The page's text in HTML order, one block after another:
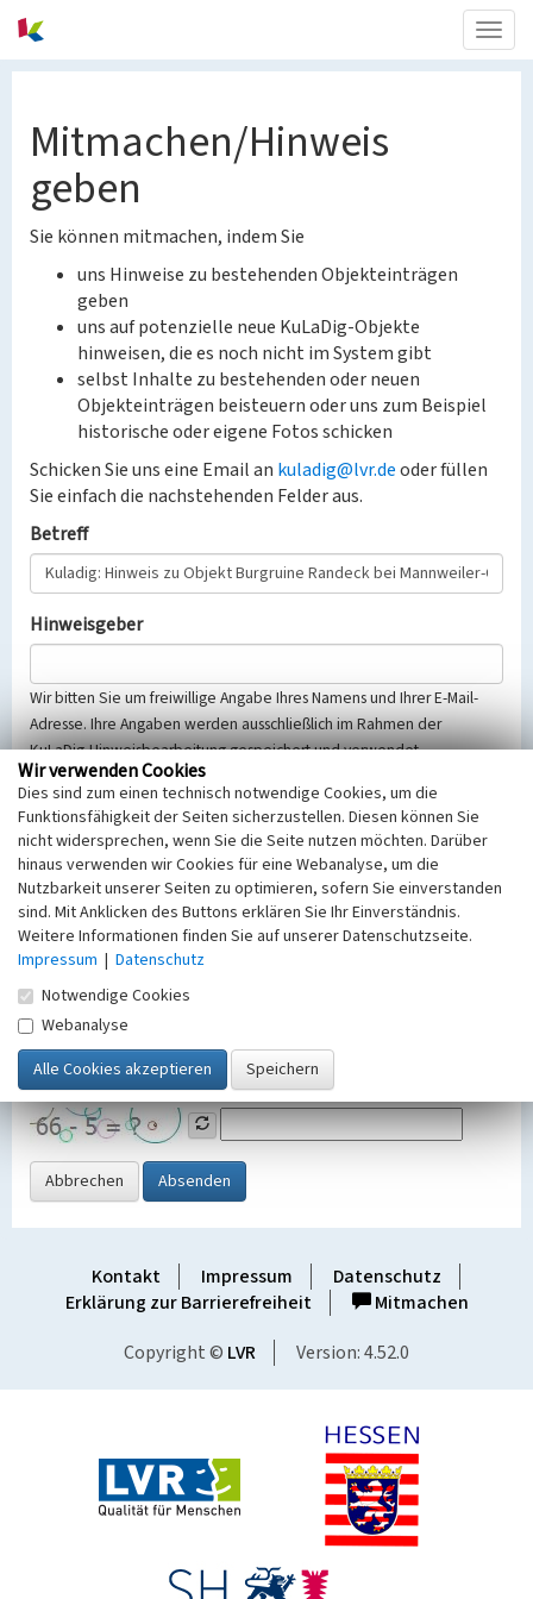
Mitmachen/Hinweis
geben
Sie können mitmachen, indem Sie
uns Hinweise zu bestehenden Objekteinträgen
geben
uns auf potenzielle neue KuLaDig-Objekte
hinweisen, die es noch nicht im System gibt
selbst Inhalte zu bestehenden oder neuen
Objekteinträgen beisteuern oder uns zum Beispiel
historische oder eigene Fotos schicken
Schicken Sie uns eine Email an kuladig@lvr.deoder füllen
Sie einfach die nachstehenden Felder aus.
Betreff
Hinweisgeber
Wir bitten Sie um freiwillige Angabe Ihres Namens und Ihrer E-Mail-
Adresse. Ihre Angaben werden ausschließlich im Rahmen der
KuLaDig-Hinweisbearbeitung gespeichert und verwendet.
Selbstverständlich werden diese entsprechend der Vorschriften des
Telemediengesetzes, des Datenschutzgesetzes NRW und der seit
dem 25.05.2018 gültigen Europäischen Datenschutzgrundverordnung
(EU-DSGVO) vertraulich behandelt, beachten Sie bitte unsere
Hinweise zumDatenschutz
Nachricht
SicherheitsabfrageTragen Sie unten das Rechenergebnis aus der
Grafik ein
Abbrechen Absenden
Kontakt Impressum
Datenschutz
Erklärung zur Barrierefreiheit
Mitmachen
Copyright © LVR Version: 4.52.0
Wir verwenden Cookies
Dies sind zum einen technisch notwendige Cookies, um die
Funktionsfähigkeit der Seiten sicherzustellen. Diesen können Sie
nicht widersprechen, wenn Sie die Seite nutzen möchten. Darüber
hinaus verwenden wir Cookies für eine Webanalyse, um die
Nutzbarkeit unserer Seiten zu optimieren, sofern Sie einverstanden
sind. Mit Anklicken des Buttons erklären Sie Ihr Einverständnis.
Weitere Informationen finden Sie auf unserer Datenschutzseite.
Impressum | Datenschutz
Notwendige Cookies
Webanalyse